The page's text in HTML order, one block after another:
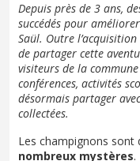
Depuis près de 3 ans,
succédés pour
Saül. Outre
de partager cette
visiteurs de la
conférences, activités
désormais partager
collectées.
Les champignons sont
nombreux mystères.